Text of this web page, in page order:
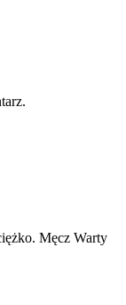
Męcz Warty